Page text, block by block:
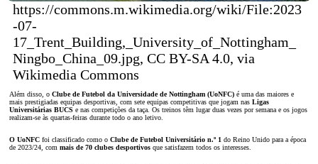
https://commons.m.wikimedia.org/wiki/File:2023
-07-
17_Trent_Building,_University_of_Nottingham_
Ningbo_China_09.jpg, CC BY-SA 4.0, via
Wikimedia Commons
Além disso, o Clube de Futebol da Universidade de Nottingham (UoNFC) é uma das maiores e
mais prestigiadas equipas desportivas, com sete equipas competitivas que jogam nas Ligas
Universitárias BUCS e nas competições da taça. Os treinos têm lugar duas vezes por semana e os jogos
realizam-se às quartas-feiras durante todo o ano letivo.
O UoNFC foi classificado como o Clube de Futebol Universitário n.º 1 do Reino Unido para a época
de 2023/24, com mais de 70 clubes desportivos que satisfazem todos os interesses.